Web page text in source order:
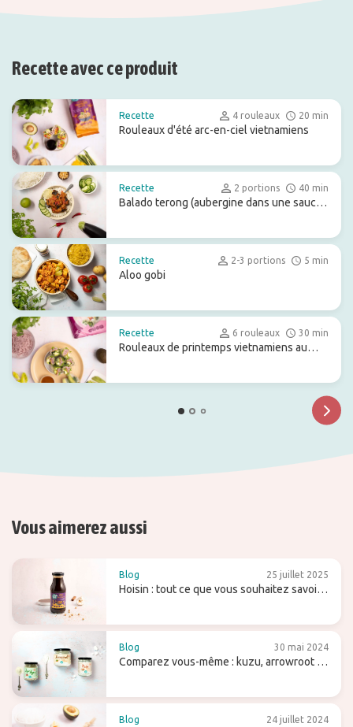
Recette avec ce produit
Recette 4 rouleaux 20 min
Rouleaux d'été arc-en-ciel vietnamiens
Recette 2 portions 40 min
Balado terong (aubergine dans une sauce
Recette 2-3 portions 5 min
Aloo gobi
Recette 6 rouleaux 30 min
Rouleaux de printemps vietnamiens au
Vous aimerez aussi
Blog 25 juillet 2025
Hoisin : tout ce que vous souhaitez savoir
Blog 30 mai 2024
Comparez vous-même : kuzu, arrowroot et
Blog 24 juillet 2024